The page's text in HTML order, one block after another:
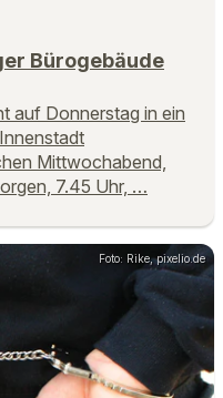
Bürogebäude
auf Donnerstag in ein
Mittwochabend,
7.45 Uhr, …
Foto: Rike, pixelio.de